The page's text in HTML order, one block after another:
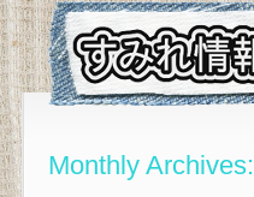
Monthly Archives: